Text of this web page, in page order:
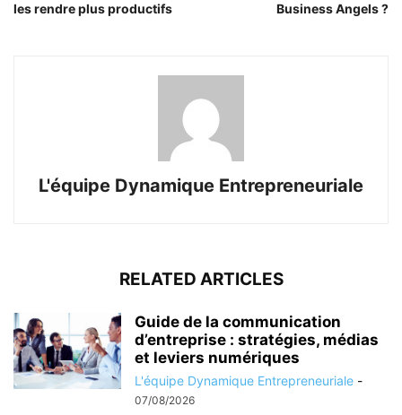
les rendre plus productifs
Business Angels ?
L'équipe Dynamique Entrepreneuriale
RELATED ARTICLES
Guide de la communication
d’entreprise : stratégies, médias
et leviers numériques
L'équipe Dynamique Entrepreneuriale -
07/08/2026